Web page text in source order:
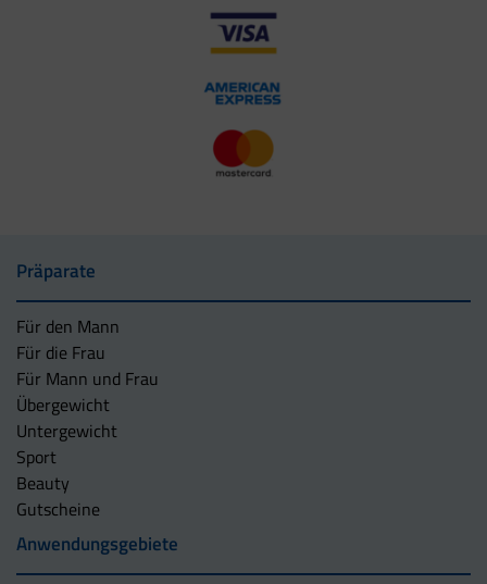
Präparate
Für den Mann
Für die Frau
Für Mann und Frau
Übergewicht
Untergewicht
Sport
Beauty
Gutscheine
Anwendungsgebiete